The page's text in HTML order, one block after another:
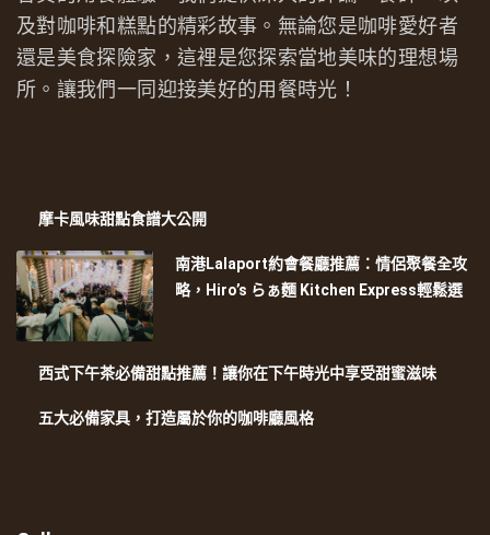
及對咖啡和糕點的精彩故事。無論您是咖啡愛好者
還是美食探險家，這裡是您探索當地美味的理想場
所。讓我們一同迎接美好的用餐時光！
摩卡風味甜點食譜大公開
南港Lalaport約會餐廳推薦：情侶聚餐全攻
略，Hiro’s らぁ麵 Kitchen Express輕鬆選
西式下午茶必備甜點推薦！讓你在下午時光中享受甜蜜滋味
五大必備家具，打造屬於你的咖啡廳風格